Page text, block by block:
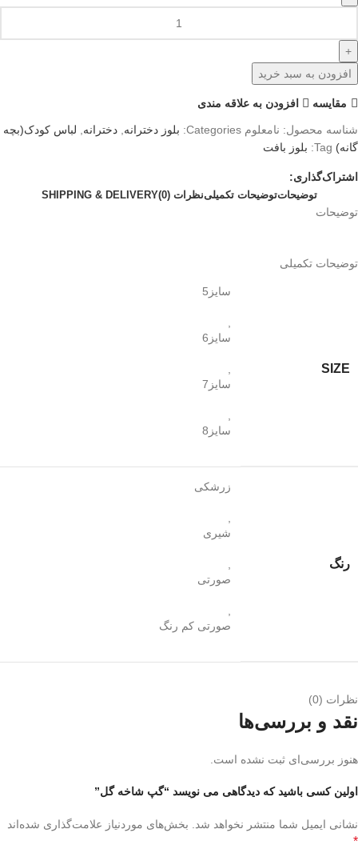
افزودن به سبد خرید
مقايسه افزودن به علاقه مندی
شناسه محصول: نامعلوم Categories: بلوز دخترانه, دخترانه, لباس کودک(بچه
گانه) Tag: بلوز بافت
اشتراک‌گذاری:
توضیحاتتوضیحات تکمیلینظرات (0) SHIPPING & DELIVERY
توضیحات
توضیحات تکمیلی
SIZE
سایز5
,
سایز6
,
سایز7
,
سایز8
رنگ
زرشکی
,
شیری
,
صورتی
,
صورتی کم رنگ
نظرات (0)
نقد و بررسی‌ها
هنوز بررسی‌ای ثبت نشده است.
اولین کسی باشید که دیدگاهی می نویسد “گپ شاخه گل”
نشانی ایمیل شما منتشر نخواهد شد. بخش‌های موردنیاز علامت‌گذاری شده‌اند
*